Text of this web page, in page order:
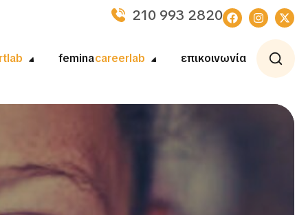
210 993 2820
feminacareerlab επικοινωνία